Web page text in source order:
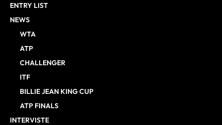
ENTRY LIST
NEWS
WTA
ATP
CHALLENGER
ITF
BILLIE JEAN KING CUP
ATP FINALS
INTERVISTE